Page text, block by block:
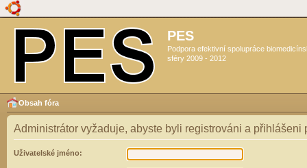
PES
Podpora efektivní spolupráce
sféry 2009 - 2012
Obsah fóra
Administrátor vyžaduje, abyste byli registrováni a přihlášeni
Uživatelské jméno: